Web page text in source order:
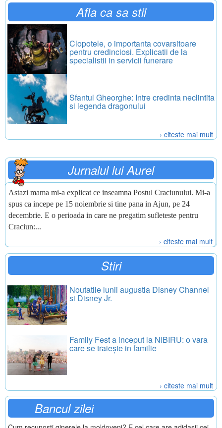
Afla ca sa stii
Clopotele, o importanta covarsitoare
pentru credinciosi. Explicatii de la
specialistii in servicii funerare
Sfantul Gheorghe: Intre credinta neclintita
si legenda dragonului
› citeste mai mult
Jurnalul lui Aurel
Astazi mama mi-a explicat ce inseamna Postul Craciunului. Mi-a
spus ca incepe pe 15 noiembrie si tine pana in Ajun, pe 24
decembrie. E o perioada in care ne pregatim sufleteste pentru
Craciun:...
› citeste mai mult
Stiri
Noutatile lunii augustla Disney Channel
si Disney Jr.
Family Fest a inceput la NIBIRU: o vara
care se traiește in familie
› citeste mai mult
Bancul zilei